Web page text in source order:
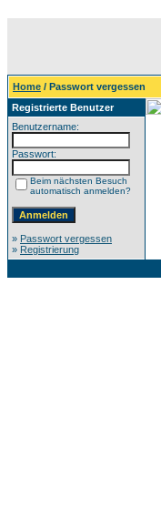
Home / Passwort vergessen
Registrierte Benutzer
Benutzername:
Passwort:
Beim nächsten Besuch
automatisch anmelden?
» Passwort vergessen
» Registrierung